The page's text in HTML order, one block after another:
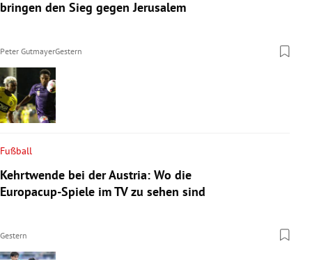
bringen den Sieg gegen Jerusalem
Peter GutmayerGestern
Fußball
Kehrtwende bei der Austria: Wo die
Europacup-Spiele im TV zu sehen sind
Gestern